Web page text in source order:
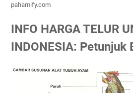
pahamify.com
INFO HARGA TELUR
INDONESIA: Petunjuk